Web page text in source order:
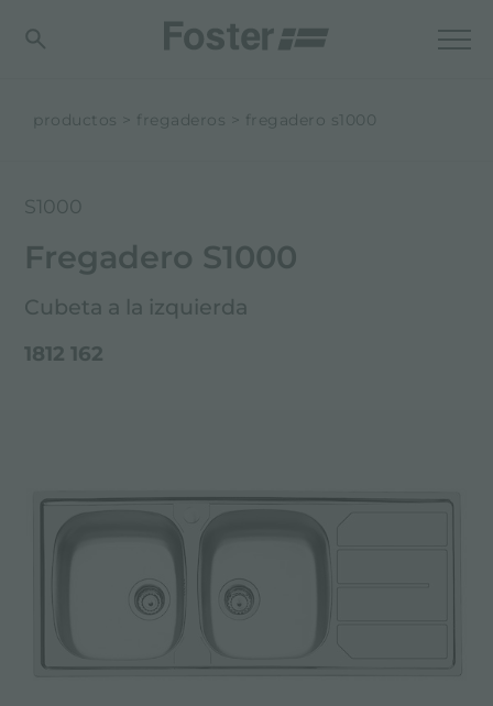
productos fregaderos fregadero s1000
S1000
Fregadero S1000
Cubeta a la izquierda
1812 162